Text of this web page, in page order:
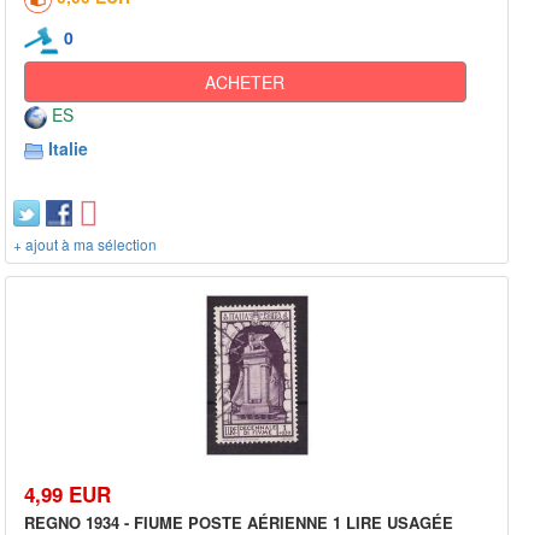
0
ACHETER
ES
Italie
+ ajout à ma sélection
4,99 EUR
REGNO 1934 - FIUME POSTE AÉRIENNE 1 LIRE USAGÉE